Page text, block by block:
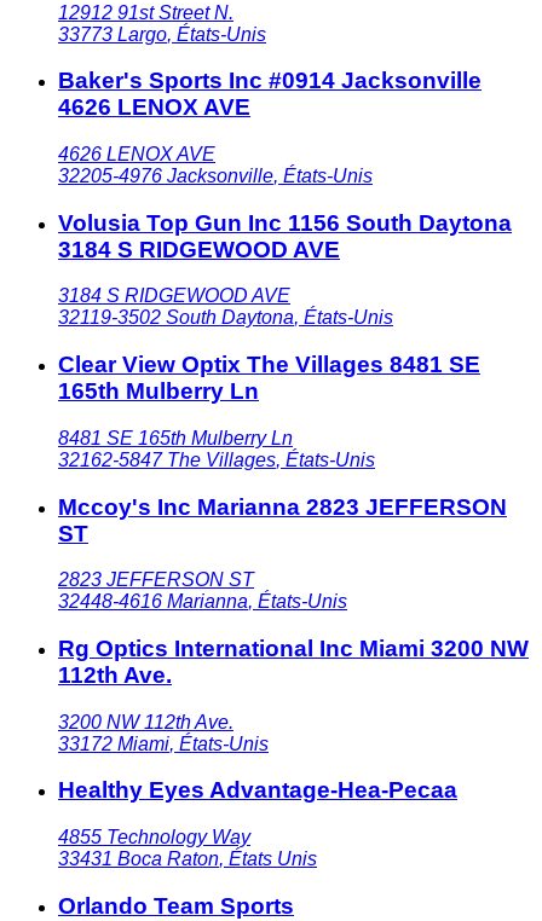
12912 91st Street N.
33773 Largo, États-Unis
Baker's Sports Inc #0914 Jacksonville
4626 LENOX AVE
4626 LENOX AVE
32205-4976 Jacksonville, États-Unis
Volusia Top Gun Inc 1156 South Daytona
3184 S RIDGEWOOD AVE
3184 S RIDGEWOOD AVE
32119-3502 South Daytona, États-Unis
Clear View Optix The Villages 8481 SE
165th Mulberry Ln
8481 SE 165th Mulberry Ln
32162-5847 The Villages, États-Unis
Mccoy's Inc Marianna 2823 JEFFERSON
ST
2823 JEFFERSON ST
32448-4616 Marianna, États-Unis
Rg Optics International Inc Miami 3200 NW
112th Ave.
3200 NW 112th Ave.
33172 Miami, États-Unis
Healthy Eyes Advantage-Hea-Pecaa
4855 Technology Way
33431 Boca Raton, États Unis
Orlando Team Sports